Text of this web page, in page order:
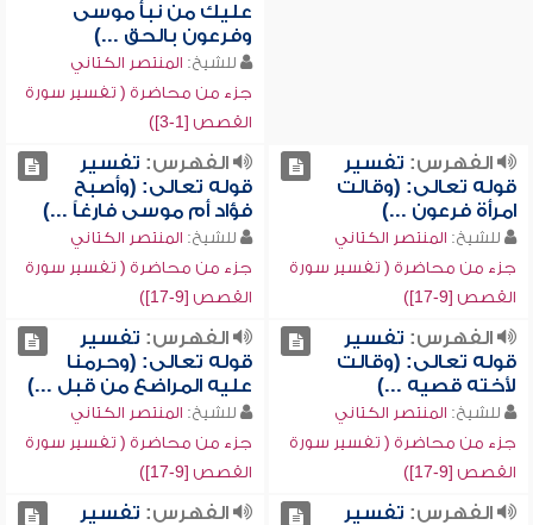
عليك من نبأ موسى
وفرعون بالحق ...)
للشيخ: المنتصر الكتاني
جزء من محاضرة ( تفسير سورة
القصص [1-3])
الفهرس: تفسير
قوله تعالى: (وقالت
امرأة فرعون ...)
للشيخ: المنتصر الكتاني
جزء من محاضرة ( تفسير سورة
القصص [9-17])
الفهرس: تفسير
قوله تعالى: (وأصبح
فؤاد أم موسى فارغاً ...)
للشيخ: المنتصر الكتاني
جزء من محاضرة ( تفسير سورة
القصص [9-17])
الفهرس: تفسير
قوله تعالى: (وقالت
لأخته قصيه ...)
للشيخ: المنتصر الكتاني
جزء من محاضرة ( تفسير سورة
القصص [9-17])
الفهرس: تفسير
قوله تعالى: (وحرمنا
عليه المراضع من قبل ...)
للشيخ: المنتصر الكتاني
جزء من محاضرة ( تفسير سورة
القصص [9-17])
الفهرس: تفسير
الفهرس: تفسير